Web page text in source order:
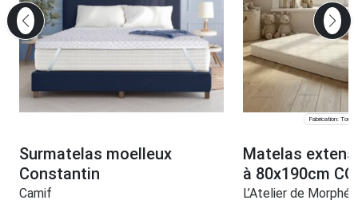
Surmatelas moelleux
Constantin
Camif
Fabrication:
Matelas
à 80x190cm
L’Atelier de Morphée